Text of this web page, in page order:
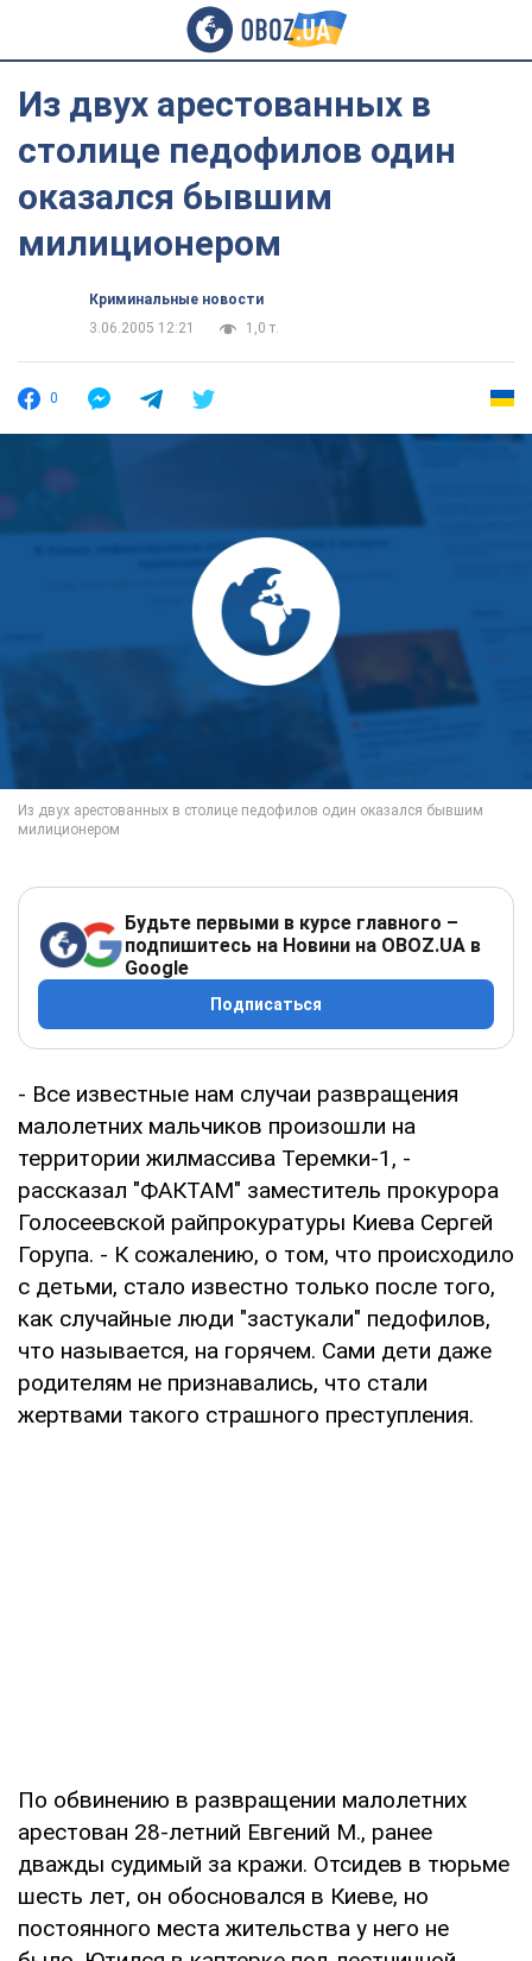
Из двух арестованных в
столице педофилов один
оказался бывшим
милиционером
Криминальные новости
3.06.2005 12:21
1,0 т.
0
Будьте первыми в курсе главного –
подпишитесь на Новини на OBOZ.UA в
Google
Подписаться
- Все известные нам случаи развращения
малолетних мальчиков произошли на
территории жилмассива Теремки-1, -
рассказал "ФАКТАМ" заместитель прокурора
Голосеевской райпрокуратуры Киева Сергей
Горупа. - К сожалению, о том, что происходило
с детьми, стало известно только после того,
как случайные люди "застукали" педофилов,
что называется, на горячем. Сами дети даже
родителям не признавались, что стали
жертвами такого страшного преступления.
По обвинению в развращении малолетних
арестован 28-летний Евгений М., ранее
дважды судимый за кражи. Отсидев в тюрьме
шесть лет, он обосновался в Киеве, но
постоянного места жительства у него не